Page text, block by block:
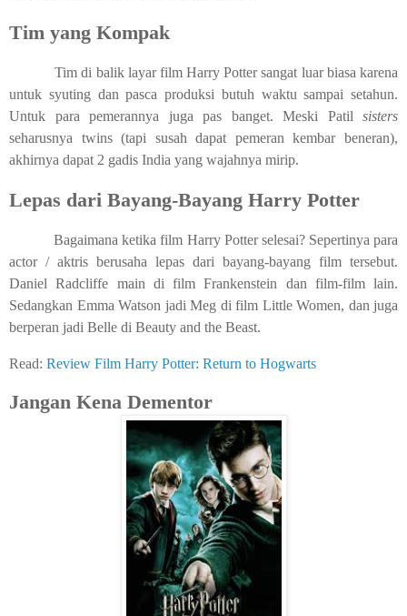
Tim yang Kompak
Tim di balik layar film Harry Potter sangat luar biasa karena
untuk syuting dan pasca produksi butuh waktu sampai setahun.
Untuk para pemerannya juga pas banget. Meski Patil sisters
seharusnya twins (tapi susah dapat pemeran kembar beneran),
akhirnya dapat 2 gadis India yang wajahnya mirip.
Lepas dari Bayang-Bayang Harry Potter
Bagaimana ketika film Harry Potter selesai? Sepertinya para
actor / aktris berusaha lepas dari bayang-bayang film tersebut.
Daniel Radcliffe main di film Frankenstein dan film-film lain.
Sedangkan Emma Watson jadi Meg di film Little Women, dan juga
berperan jadi Belle di Beauty and the Beast.
Read: Review Film Harry Potter: Return to Hogwarts
Jangan Kena Dementor